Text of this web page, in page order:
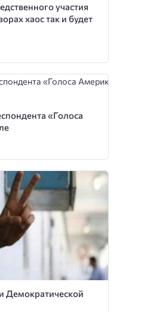
участия
хаос так и будет
«Голоса
Демократической